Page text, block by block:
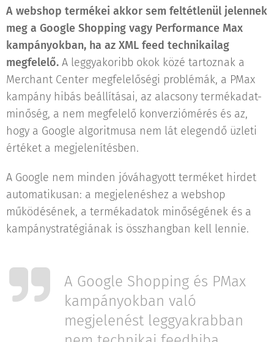
A webshop termékei akkor sem feltétlenül jelennek
meg a Google Shopping vagy Performance Max
kampányokban, ha az XML feed technikailag
megfelelő. A leggyakoribb okok közé tartoznak a
Merchant Center megfelelőségi problémák, a PMax
kampány hibás beállításai, az alacsony termékadat-
minőség, a nem megfelelő konverziómérés és az,
hogy a Google algoritmusa nem lát elegendő üzleti
értéket a megjelenítésben.
A Google nem minden jóváhagyott terméket hirdet
automatikusan: a megjelenéshez a webshop
működésének, a termékadatok minőségének és a
kampánystratégiának is összhangban kell lennie.
A Google Shopping és PMax
kampányokban való
megjelenést leggyakrabban